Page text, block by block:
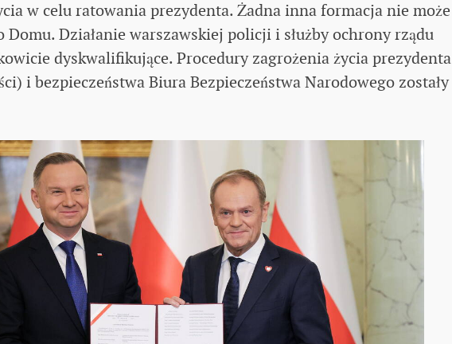
w celu ratowania prezydenta. Żadna inna formacja nie może
Domu. Działanie warszawskiej policji i służby ochrony rządu
dyskwalifikujące. Procedury zagrożenia życia prezydenta
i bezpieczeństwa Biura Bezpieczeństwa Narodowego zostały